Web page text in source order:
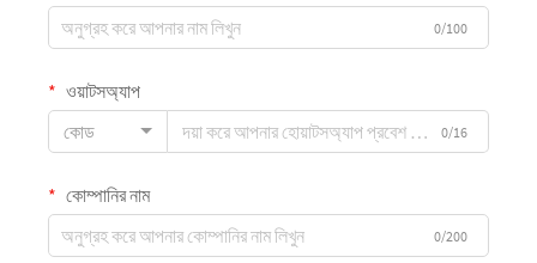
0/100
ওয়াটসঅ্যাপ
কোড
0/16
কোম্পানির নাম
0/200